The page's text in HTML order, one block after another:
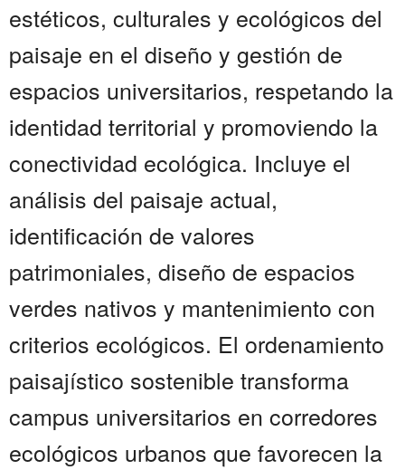
estéticos, culturales y ecológicos del
paisaje en el diseño y gestión de
espacios universitarios, respetando la
identidad territorial y promoviendo la
conectividad ecológica. Incluye el
análisis del paisaje actual,
identificación de valores
patrimoniales, diseño de espacios
verdes nativos y mantenimiento con
criterios ecológicos. El ordenamiento
paisajístico sostenible transforma
campus universitarios en corredores
ecológicos urbanos que favorecen la